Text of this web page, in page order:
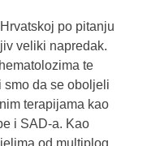
po pitanju
veliki napredak.
te
smo da se oboljeli
terapijama kao
i SAD-a. Kao
od multiplog